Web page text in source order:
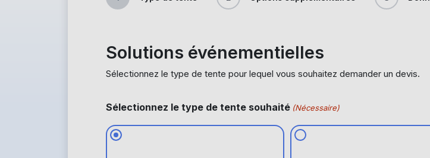
Solutions événementielles
Sélectionnez le type de tente pour lequel vous souhaitez demander un devis.
Sélectionnez le type de tente souhaité (Nécessaire)